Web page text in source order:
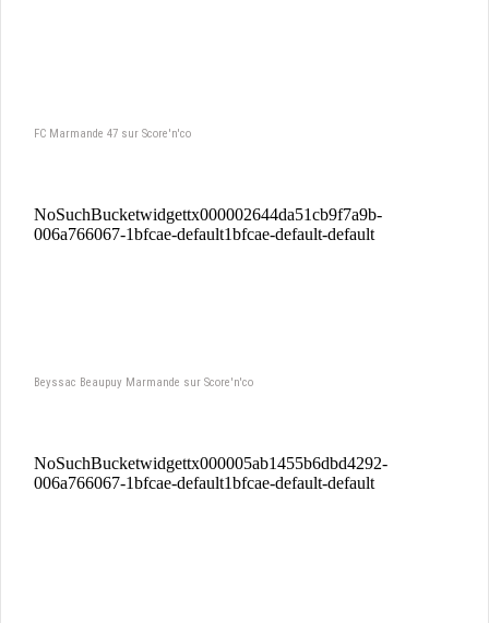
FC Marmande 47 sur Score'n'co
Beyssac Beaupuy Marmande sur Score'n'co